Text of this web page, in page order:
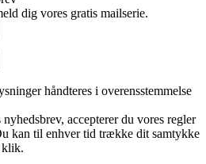
dig vores gratis mailserie.
håndteres i overensstemmelse
accepterer du vores regler
kan til enhver tid trække dit samtykke
klik.